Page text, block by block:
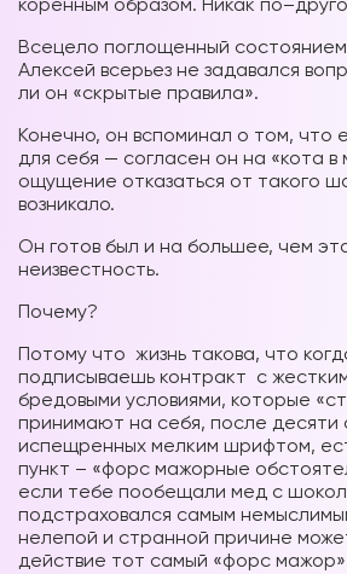
коренным образом. Никак
Всецело поглощенный состоянием
Алексей всерьез не задавался
ли он «скрытые правила».
Конечно, он вспоминал о том, что
для себя — согласен он на «кота
ощущение отказаться от такого
возникало.
Он готов был и на большее, чем
неизвестность.
Почему?
Потому что жизнь такова, что
подписываешь контракт с
бредовыми условиями, которые
принимают на себя, после десяти
испещренных мелким шрифтом,
пункт – «форс мажорные
если тебе пообещали мед с
подстраховался самым
нелепой и странной причине
действие тот самый «форс